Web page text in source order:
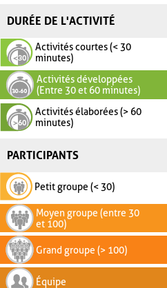
DURÉE DE L'ACTIVITÉ
Activités courtes (< 30
minutes)
Activités développées
(Entre 30 et 60 minutes)
Activités élaborées (> 60
minutes)
PARTICIPANTS
Petit groupe (< 30)
Moyen groupe (entre 30
et 100)
Grand groupe (> 100)
Équipe